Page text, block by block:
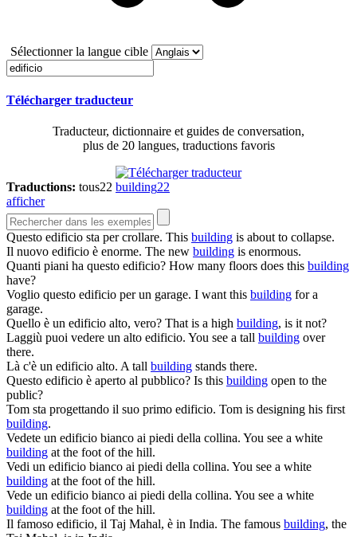
Sélectionner la langue cible
Télécharger traducteur
Traducteur, dictionnaire et guides de conversation,
plus de 20 langues, traductions favoris
Traductions: tous22 building22
afficher
Questo edificio sta per crollare. This building is about to collapse.
Il nuovo edificio è enorme. The new building is enormous.
Quanti piani ha questo edificio? How many floors does this building
have?
Voglio questo edificio per un garage. I want this building for a
garage.
Quello è un edificio alto, vero? That is a high building, is it not?
Laggiù puoi vedere un alto edificio. You see a tall building over
there.
Là c'è un edificio alto. A tall building stands there.
Questo edificio è aperto al pubblico? Is this building open to the
public?
Tom sta progettando il suo primo edificio. Tom is designing his first
building.
Vedete un edificio bianco ai piedi della collina. You see a white
building at the foot of the hill.
Vedi un edificio bianco ai piedi della collina. You see a white
building at the foot of the hill.
Vede un edificio bianco ai piedi della collina. You see a white
building at the foot of the hill.
Il famoso edificio, il Taj Mahal, è in India. The famous building, the